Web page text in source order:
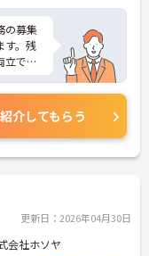
の募集
す。残
立でき
らに詳
。
紹介してもらう
更新日：2026年04月30日
会社ホソヤ